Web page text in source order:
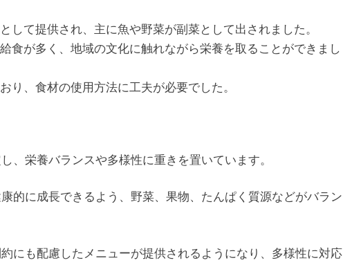
して提供され、主に魚や野菜が副菜として出されました。
食が多く、地域の文化に触れながら栄養を取ることができまし
り、食材の使用方法に工夫が必要でした。
、栄養バランスや多様性に重きを置いています。
的に成長できるよう、野菜、果物、たんぱく質源などがバラン
にも配慮したメニューが提供されるようになり、多様性に対応